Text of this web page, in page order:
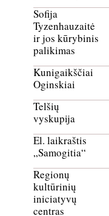
Sofija
Tyzenhauzaitė
ir jos kūrybinis
palikimas
Kunigaikščiai
Oginskiai
Telšių
vyskupija
El. laikraštis
„Samogitia“
Regionų
kultūrinių
iniciatyvų
centras